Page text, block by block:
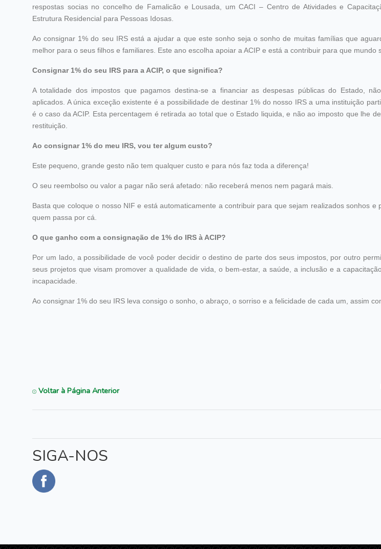
respostas socias no concelho de Famalicão e Lousada, um CACI – Centro de Atividades e
Estrutura Residencial para Pessoas Idosas.
Ao consignar 1% do seu IRS está a ajudar a que este sonho seja o sonho de muitas famílias que
melhor para o seus filhos e familiares. Este ano escolha apoiar a ACIP e está a contribuir para que mundo
Consignar 1% do seu IRS para a ACIP, o que significa?
A totalidade dos impostos que pagamos destina-se a financiar as despesas públicas do Estado,
aplicados. A única exceção existente é a possibilidade de destinar 1% do nosso IRS a uma instituição
é o caso da ACIP. Esta percentagem é retirada ao total que o Estado liquida, e não ao imposto que lhe
restituição.
Ao consignar 1% do meu IRS, vou ter algum custo?
Este pequeno, grande gesto não tem qualquer custo e para nós faz toda a diferença!
O seu reembolso ou valor a pagar não será afetado: não receberá menos nem pagará mais.
Basta que coloque o nosso NIF e está automaticamente a contribuir para que sejam realizados sonhos e
quem passa por cá.
O que ganho com a consignação de 1% do IRS à ACIP?
Por um lado, a possibilidade de você poder decidir o destino de parte dos seus impostos, por outro
seus projetos que visam promover a qualidade de vida, o bem-estar, a saúde, a inclusão e a
incapacidade.
Ao consignar 1% do seu IRS leva consigo o sonho, o abraço, o sorriso e a felicidade de cada um, assim
Voltar à Página Anterior
SIGA-NOS